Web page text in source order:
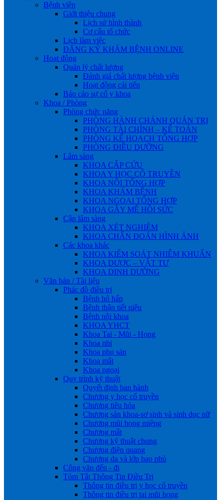
Bệnh viện
Giới thiệu chung
Lịch sử hình thành
Cơ cấu tổ chức
Lịch làm việc
ĐĂNG KÝ KHÁM BỆNH ONLINE
Hoạt động
Quản lý chất lượng
Đánh giá chất lượng bệnh viện
Hoạt động cải tiến
Báo cáo sự cố y khoa
Khoa / Phòng
Phòng chức năng
PHÒNG HÀNH CHÁNH QUẢN TRỊ
PHÒNG TÀI CHÍNH – KẾ TOÁN
PHÒNG KẾ HOẠCH TỔNG HỢP
PHÒNG ĐIỀU DƯỠNG
Lâm sàng
KHOA CẤP CỨU
KHOA Y HỌC CỔ TRUYỀN
KHOA NỘI TỔNG HỢP
KHOA KHÁM BỆNH
KHOA NGOẠI TỔNG HỢP
KHOA GÂY MÊ HỒI SỨC
Cận lâm sàng
KHOA XÉT NGHIỆM
KHOA CHẨN ĐOÁN HÌNH ẢNH
Các khoa khác
KHOA KIỂM SOÁT NHIỄM KHUẨN
KHOA DƯỢC – VẬT TƯ
KHOA DINH DƯỠNG
Văn bản / Tài liệu
Phác đồ điều trị
Bệnh hô hấp
Bệnh thận tiết niệu
Bệnh nội khoa
KHOA YHCT
Khoa Tai - Mũi - Họng
Khoa nhi
Khoa phụ sản
Khoa mắt
Khoa ngoại
Quy trình kỹ thuật
Quyết định ban hành
Chương y học cổ truyền
Chương tiêu hóa
Chương sản khoa-sơ sinh và sinh dục nữ
Chương mũi họng miệng
Chương mắt
Chương kỹ thuật chung
Chương điện quang
Chương da và lớp bao phủ
Công văn đến - đi
Tóm Tắt Thông Tin Điều Trị
Thông tin điều trị y học cổ truyền
Thông tin điều trị tai mũi họng